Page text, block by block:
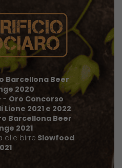
Barcellona Beer
2020
- Oro Concorso
2021 e 2022
Barcellona Beer
2021
alle birre Slowfood